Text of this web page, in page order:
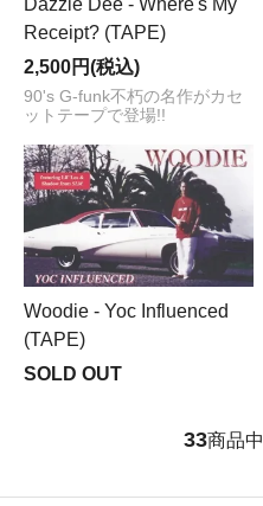
Dazzie Dee - Where's My
Receipt? (TAPE)
2,500円(税込)
90's G-funk不朽の名作がカセ
ットテープで登場!!
Woodie - Yoc Influenced
(TAPE)
SOLD OUT
33商品中